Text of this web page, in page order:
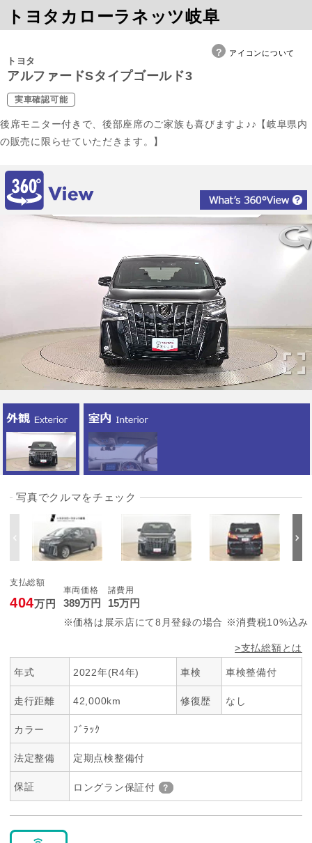
トヨタカローラネッツ岐阜
アイコンについて
トヨタ
アルファードSタイプゴールド3
実車確認可能
後席モニター付きで、後部座席のご家族も喜びますよ♪♪【岐阜県内
の販売に限らせていただきます。】
写真でクルマをチェック
支払総額
404万円
車両価格
389万円
諸費用
15万円
※価格は展示店にて8月登録の場合 ※消費税10%込み
>支払総額とは
年式 2022年(R4年) 車検 車検整備付
走行距離 42,000km 修復歴 なし
カラー ﾌﾞﾗｯｸ
法定整備 定期点検整備付
保証 ロングラン保証付